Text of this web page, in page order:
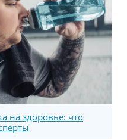
на здоровье: что